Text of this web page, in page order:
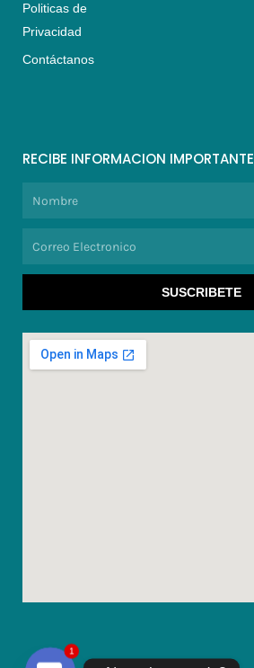
Politicas de
Privacidad
Contáctanos
RECIBE INFORMACION IMPORTANTE
SUSCRIBETE
1